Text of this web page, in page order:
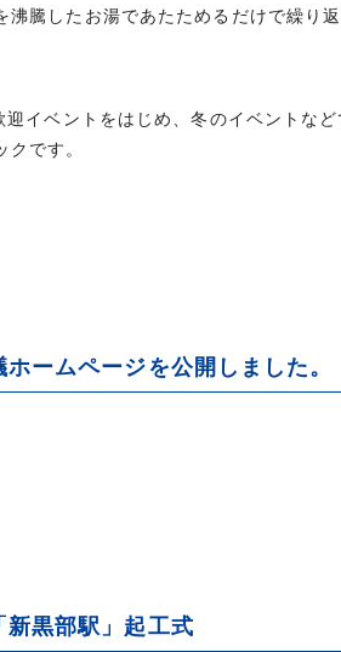
沸騰したお湯であたためるだけで繰り
イベントをはじめ、冬のイベントな
クです。
ームページを公開しました。
新黒部駅」起工式